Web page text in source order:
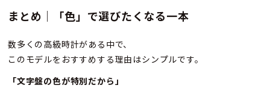
まとめ｜「色」で選びたくなる一本
数多くの高級時計がある中で、
このモデルをおすすめする理由はシンプルです。
「文字盤の色が特別だから」